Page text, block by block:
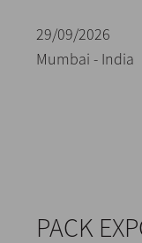
29/09/2026
Mumbai - India
PACK